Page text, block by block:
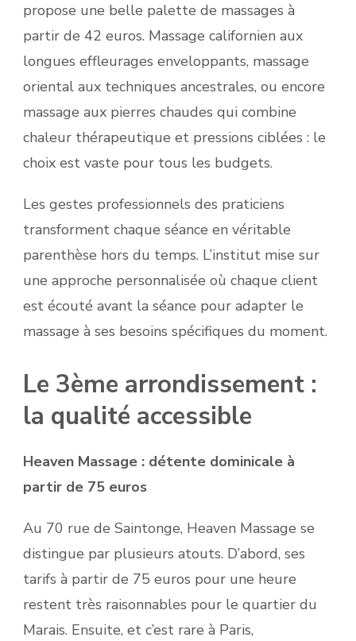
propose une belle palette de massages à
partir de 42 euros. Massage californien aux
longues effleurages enveloppants, massage
oriental aux techniques ancestrales, ou encore
massage aux pierres chaudes qui combine
chaleur thérapeutique et pressions ciblées : le
choix est vaste pour tous les budgets.
Les gestes professionnels des praticiens
transforment chaque séance en véritable
parenthèse hors du temps. L’institut mise sur
une approche personnalisée où chaque client
est écouté avant la séance pour adapter le
massage à ses besoins spécifiques du moment.
Le 3ème arrondissement :
la qualité accessible
Heaven Massage : détente dominicale à
partir de 75 euros
Au 70 rue de Saintonge, Heaven Massage se
distingue par plusieurs atouts. D’abord, ses
tarifs à partir de 75 euros pour une heure
restent très raisonnables pour le quartier du
Marais. Ensuite, et c’est rare à Paris,